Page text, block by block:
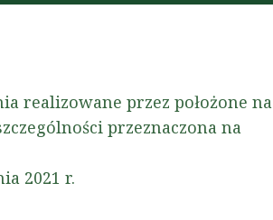
realizowane przez położone na
przeznaczona na
2021 r.